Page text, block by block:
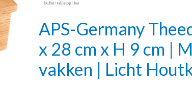
APS-Germany
x 28 cm x H 9 cm |
vakken | Licht